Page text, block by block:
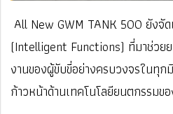
All New GWM TANK 500 ยังจั
(Intelligent Functions) ที่มาช่วย
งานของผู้ขับขี่อย่างครบวงจรในทุ
ก้าวหน้าด้านเทคโนโลยียนตกรรมข